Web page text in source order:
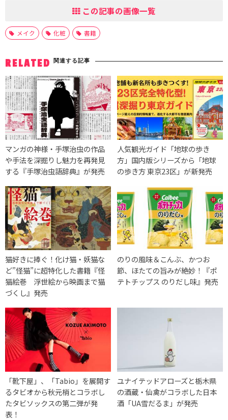
この記事の画像一覧
メイク 化粧 書籍
RELATED 関連する記事
マンガの神様・手塚治虫の作品
や手法を深掘りし魅力を再発見
する『手塚治虫語辞典』が発売
人気観光ガイド「地球の歩き
方」国内版シリーズから「地球
の歩き方 東京23区」が新発売
猫好きに捧ぐ！化け猫・妖猫な
ど”怪猫”に超特化した書籍『怪
猫絵巻 浮世絵から映画まで猫
づくし』発売
のりの風味＆こんぶ、かつお
節、ほたての旨みが絶妙！『ポ
テトチップス のりだし味』発売
「靴下屋」、「Tabio」を展開す
るタビオから秋元梢とコラボし
たタビソックスの第二弾が発
表！
ユナイテッドアローズと栃木県
の酒蔵・仙禽がコラボした日本
酒「UA雪だるま」が発売